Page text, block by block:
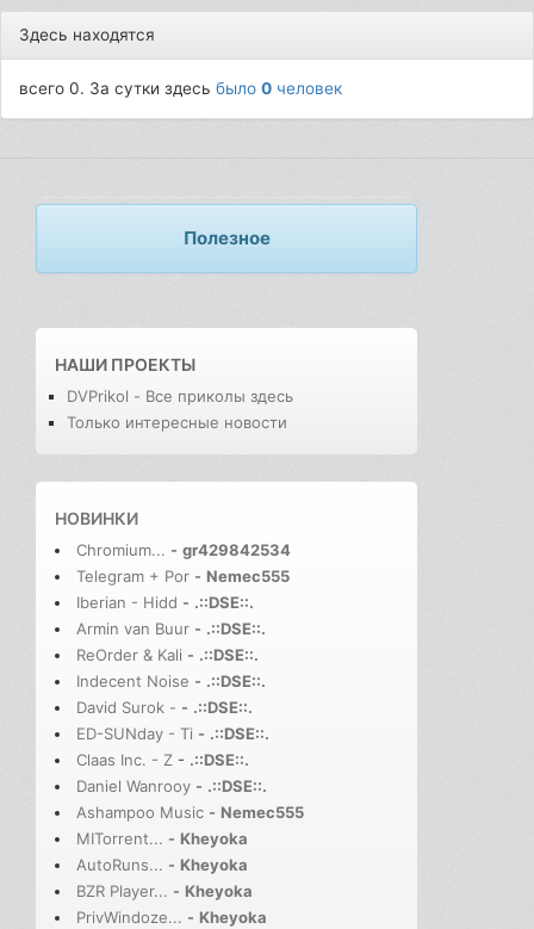
Здесь находятся
всего 0. За сутки здесьбыло0 человек
Полезное
НАШИ ПРОЕКТЫ
DVPrikol - Все приколы здесь
Только интересные новости
НОВИНКИ
Chromium... - gr429842534
Telegram + Por - Nemec555
Iberian - Hidd - .::DSE::.
Armin van Buur - .::DSE::.
ReOrder & Kali - .::DSE::.
Indecent Noise - .::DSE::.
David Surok - - .::DSE::.
ED-SUNday - Ti - .::DSE::.
Claas Inc. - Z - .::DSE::.
Daniel Wanrooy - .::DSE::.
Ashampoo Music - Nemec555
MITorrent... - Kheyoka
AutoRuns... - Kheyoka
BZR Player... - Kheyoka
PrivWindoze... - Kheyoka